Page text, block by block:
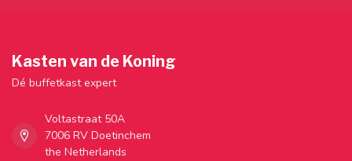
Kasten van de Koning
Dé buffetkast expert
Voltastraat 50A
7006 RV Doetinchem
the Netherlands